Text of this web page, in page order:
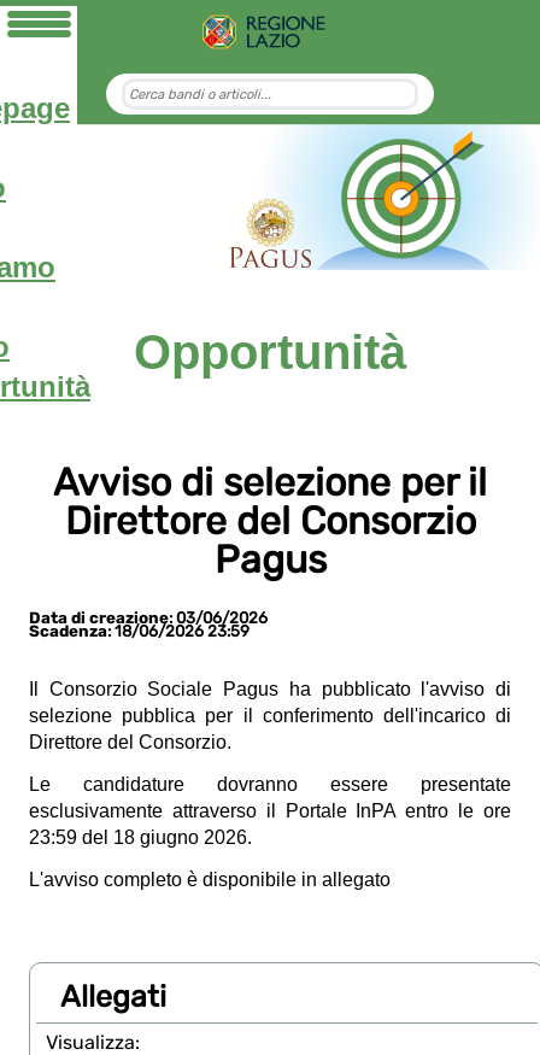
Opportunità
Avviso di selezione per il
Direttore del Consorzio
Pagus
Data di creazione: 03/06/2026
Scadenza: 18/06/2026 23:59
Il Consorzio Sociale Pagus ha pubblicato l'avviso di
selezione pubblica per il conferimento dell'incarico di
Direttore del Consorzio.
Le candidature dovranno essere presentate
esclusivamente attraverso il Portale InPA entro le ore
23:59 del 18 giugno 2026.
L'avviso completo è disponibile in allegato
Allegati
Visualizza: